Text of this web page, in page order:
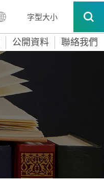
字型大小
公開資料 聯絡我們